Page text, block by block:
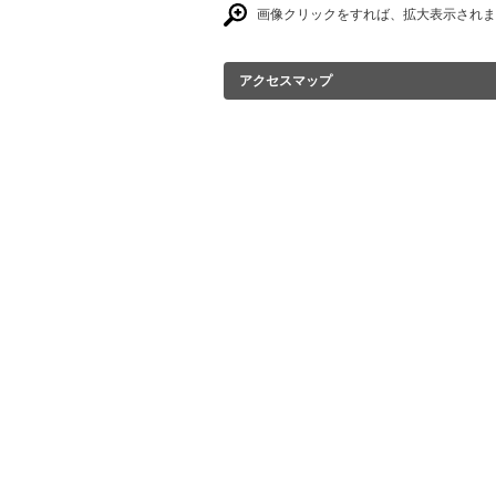
画像クリックをすれば、拡大表示され
アクセスマップ